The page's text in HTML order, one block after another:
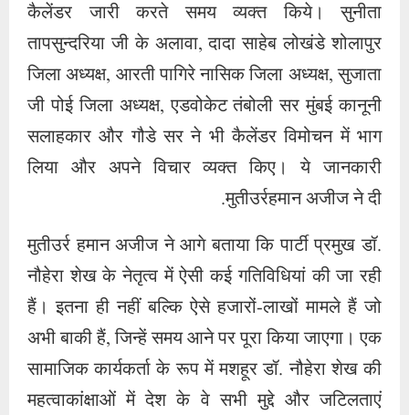
कैलेंडर जारी करते समय व्यक्त किये। सुनीता
तापसुन्दरिया जी के अलावा, दादा साहेब लोखंडे शोलापुर
जिला अध्यक्ष, आरती पागिरे नासिक जिला अध्यक्ष, सुजाता
जी पोई जिला अध्यक्ष, एडवोकेट तंबोली सर मुंबई कानूनी
सलाहकार और गौडे सर ने भी कैलेंडर विमोचन में भाग
लिया और अपने विचार व्यक्त किए। ये जानकारी
मुतीउर्रहमान अजीज ने दी.
मुतीउर्र हमान अजीज ने आगे बताया कि पार्टी प्रमुख डॉ.
नौहेरा शेख के नेतृत्व में ऐसी कई गतिविधियां की जा रही
हैं। इतना ही नहीं बल्कि ऐसे हजारों-लाखों मामले हैं जो
अभी बाकी हैं, जिन्हें समय आने पर पूरा किया जाएगा। एक
सामाजिक कार्यकर्ता के रूप में मशहूर डॉ. नौहेरा शेख की
महत्वाकांक्षाओं में देश के वे सभी मुद्दे और जटिलताएं